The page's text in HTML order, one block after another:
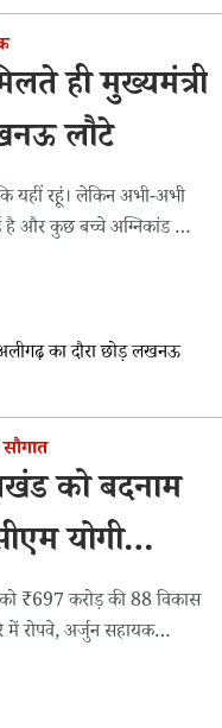
ही मुख्यमंत्री
लौटे
यहीं रहूं। लेकिन अभी-अभी
है और कुछ बच्चे अग्निकांड की
को बदनाम
योगी
को ₹697 करोड़ की 88 विकास
में रोपवे, अर्जुन सहायक
साधा।